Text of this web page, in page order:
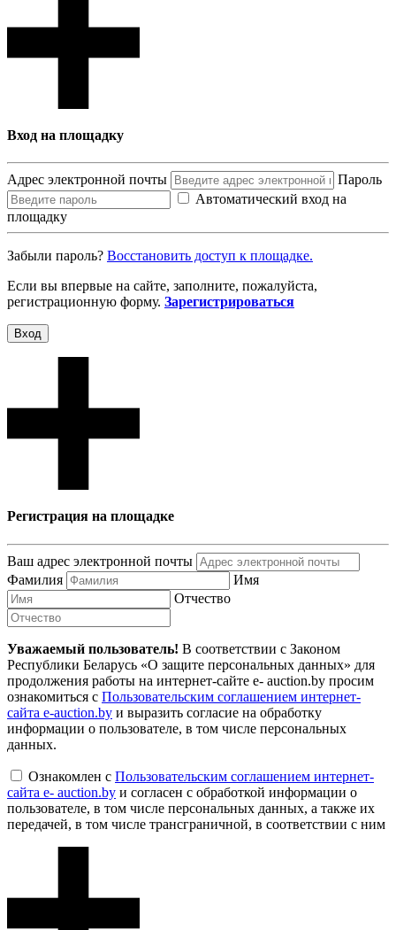
Вход на площадку
Адрес электронной почты
Пароль
Автоматический вход на
площадку
Забыли пароль? Восcтановить доступ к площадке.
Если вы впервые на сайте, заполните, пожалуйста,
регистрационную форму. Зарегистрироваться
Вход
Регистрация на площадке
Ваш адрес электронной почты
Фамилия
Имя
Отчество
Уважаемый пользователь! В соответствии с Законом
Республики Беларусь «О защите персональных данных» для
продолжения работы на интернет-сайте e- auction.by просим
ознакомиться с Пользовательским соглашением интернет-
сайта e-auction.by и выразить согласие на обработку
информации о пользователе, в том числе персональных
данных.
Ознакомлен с Пользовательским соглашением интернет-
сайта e- auction.by и согласен с обработкой информации о
пользователе, в том числе персональных данных, а также их
передачей, в том числе трансграничной, в соответствии с ним